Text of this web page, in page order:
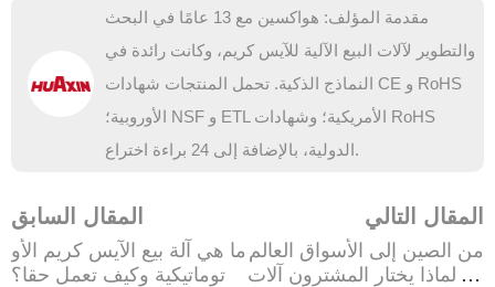
مقدمة المؤلف: هواكسين مع 13 عامًا في البحث
والتطوير لآلات البيع الآلية للآيس كريم، وكانت رائدة في
النماذج الذكية. تحمل المنتجات شهادات CE و RoHS
الأوروبية؛ NSF و ETL الأمريكية؛ وشهادات RoHS
الدولية، بالإضافة إلى 24 براءة اختراع.
المقال السابق
ما هي آلة بيع الآيس كريم الأو
توماتيكية وكيف تعمل حقا؟
المقال التالي
من الصين إلى الأسواق العالم
ية: لماذا يختار المشترون آلات